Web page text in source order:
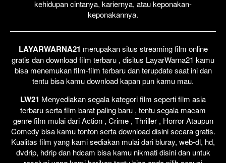
kehidupan cintanya, kariernya, atau keponakan-
keponakannya.
LAYARWARNA21 merupakan situs streaming film online
gratis dan download film terbaru , disitus LayarWarna21 kamu
bisa menemukan film-film terbaru dan terupdate saat ini dan
tentu bisa kamu download kapan pun kamu mau.
LW21 Menyediakan segala kategori film seperti film asia
terbaru serta film barat paling baru , tentu segala macam
genre film mulai dari Action , Crime , Thriller , Horror Ataupun
Comedy bisa kamu tonton serta download disini secara gratis.
Kualitas film yang kami sediakan mulai dari bluray, web-dl, hd,
dvdrip, hdrip dan hdcam bisa kamu nikmati disini dan untuk